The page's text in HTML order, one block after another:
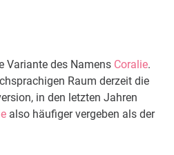
Variante des Namens Coralie.
Raum derzeit die
in den letzten Jahren
also häufiger vergeben als der